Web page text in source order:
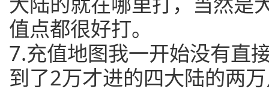
值点都很好打。
7.充值地图我一开始没有直
到了2万才进的四大陆的两